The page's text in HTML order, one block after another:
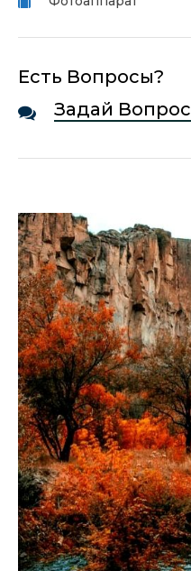
Есть Вопросы?
Задай Вопрос